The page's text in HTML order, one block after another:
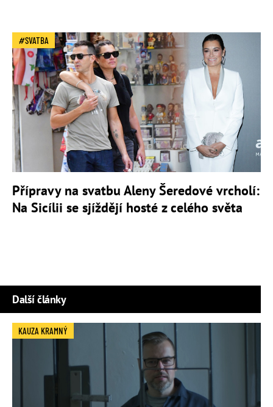
SVATBA
Přípravy na svatbu Aleny Šeredové vrcholí:
Na Sicílii se sjíždějí hosté z celého světa
Další články
KAUZA KRAMNÝ